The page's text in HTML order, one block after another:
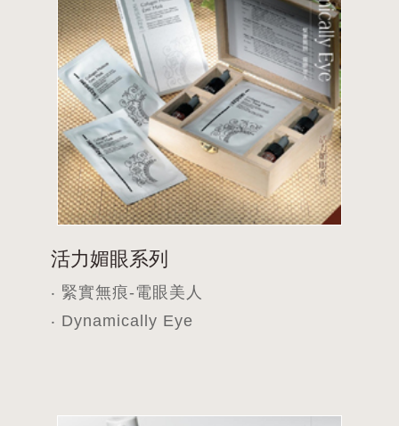
活力媚眼系列
‧ 緊實無痕-電眼美人
‧ Dynamically Eye